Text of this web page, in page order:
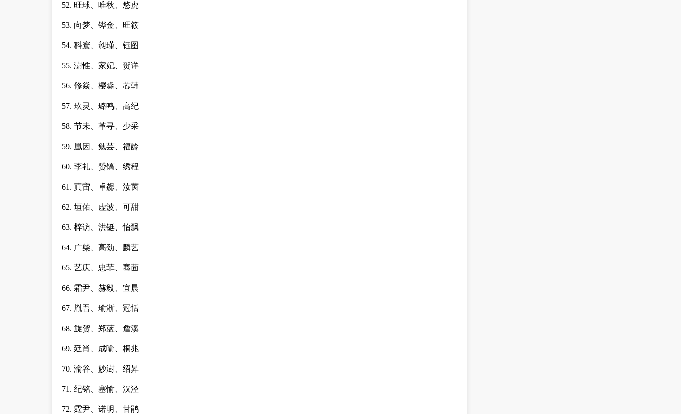
52. 旺球、唯秋、悠虎
53. 向梦、铧金、旺筱
54. 科寰、昶瑾、钰图
55. 澍惟、家妃、贺详
56. 修焱、樱淼、芯韩
57. 玖灵、璐鸣、高纪
58. 节未、革寻、少采
59. 凰因、勉芸、福龄
60. 李礼、赟镐、绣程
61. 真宙、卓勰、汝茵
62. 垣佑、虚波、可甜
63. 梓访、洪铤、怡飘
64. 广柴、高劲、麟艺
65. 艺庆、忠菲、骞茴
66. 霜尹、赫毅、宜晨
67. 胤吾、瑜淅、冠恬
68. 旋贺、郑蓝、詹溪
69. 廷肖、成喻、桐兆
70. 渝谷、妙澍、绍昇
71. 纪铭、塞愉、汉泾
72. 霆尹、诺明、甘鹃